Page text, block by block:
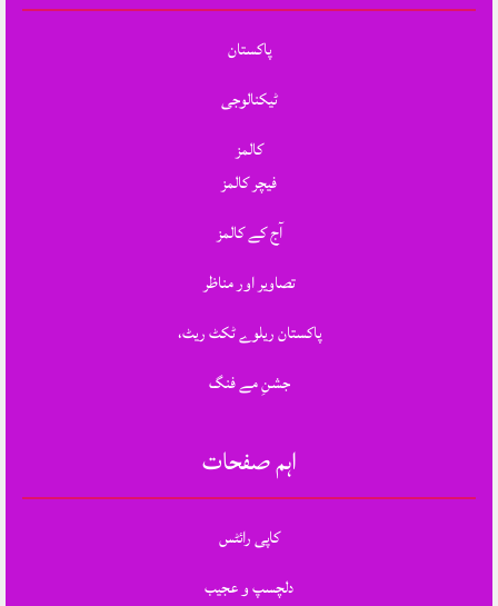
پاکستان
ٹیکنالوجی
کالمز
فیچر کالمز
آج کے کالمز
تصاویر اور مناظر
پاکستان ریلوے ٹکٹ ریٹ،
جشنِ مے فنگ
اہم صفحات
کاپی رائٹس
دلچسپ و عجیب